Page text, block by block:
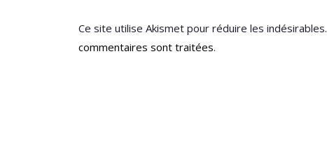
Ce site utilise Akismet pour réduire les indésirables.
commentaires sont traitées.